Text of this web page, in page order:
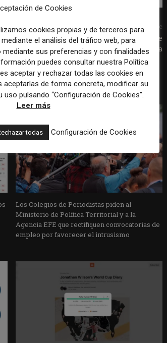
Artículo siguiente
captar y retener suscriptores: la experiencia de
Diari Ara y GFR Media
Los Colegios de Periodistas piden al
Ministerio de Política Territorial y a la
Agencia EFE que rectifiquen convocatorias de
empleo por favorecer el intrusismo
de Cookies
cookies propias y de terceros para
el análisis del tráfico web, para
sus preferencias y con finalidades
puedes consultar nuestra Política
aceptar y rechazar todas las cookies en
aceptarlas de forma concreta, modificar su
pulsando “Configuración de Cookies”.
Leer más
todas Configuración de Cookies